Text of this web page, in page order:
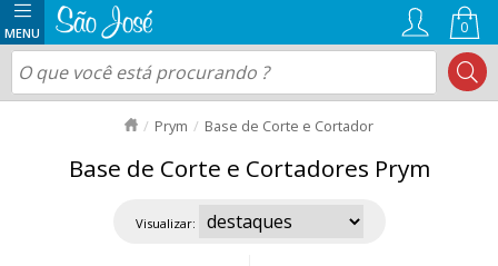
0
Prym Base de Corte e Cortador
Base de Corte e Cortadores Prym
Visualizar: